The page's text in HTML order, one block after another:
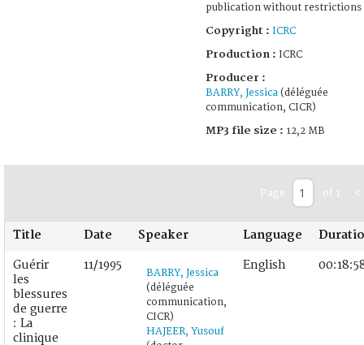
publication without restrictions
Copyright : ICRC
Production : ICRC
Producer :
BARRY, Jessica(déléguée
communication, CICR)
MP3 file size : 12,2 MB
Page of 1 <
Title Date Speaker Language
Guérir
les
blessures
de guerre
: La
clinique
11/1995
BARRY, Jessica
(déléguée
communication,
CICR)
HAJEER, Yusouf
English